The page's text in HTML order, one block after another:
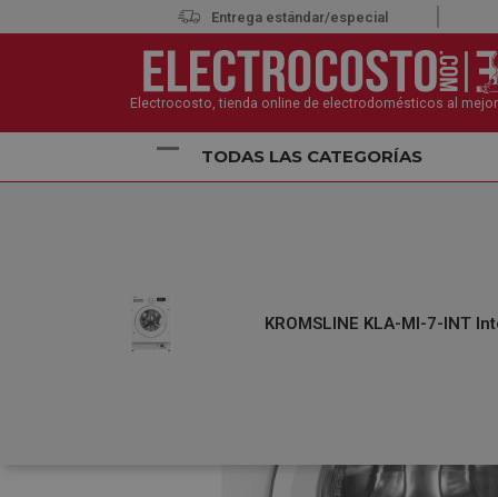
Entrega estándar/especial
Electrocosto, tienda online de electrodomésticos al
TODAS LAS CATEGORÍAS
KROMSLINE KLA-MI-7-INT